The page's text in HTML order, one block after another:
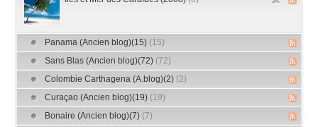
Panama (Ancien blog)(15) (15)
Sans Blas (Ancien blog)(72) (72)
Colombie Carthagena (A.blog)(2) (2)
Curaçao (Ancien blog)(19) (19)
Bonaire (Ancien blog)(7) (7)